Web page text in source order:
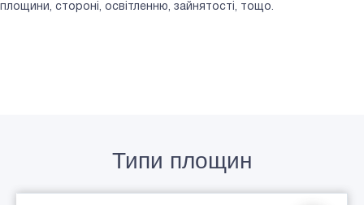
площини, стороні, освітленню, зайнятості, тощо.
Типи площин